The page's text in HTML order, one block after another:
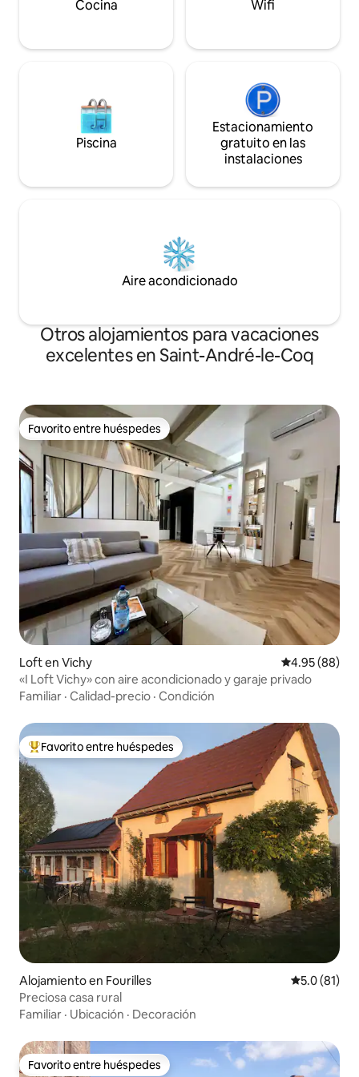
Cocina Wifi
Piscina
Estacionamiento
gratuito en las
instalaciones
Aire acondicionado
Otros alojamientos para vacaciones
excelentes en Saint-André-le-Coq
Favorito entre huéspedes
Favorito entre huéspedes
Loft en Vichy Calificación
4.95 (88)
«I Loft Vichy» con aire acondicionado y garaje privado
Familiar · Calidad-precio · Condición
Favorito entre huéspedes preferido
Favorito entre huéspedes
Alojamiento en Fourilles Calificación
5.0 (81)
Preciosa casa rural
Familiar · Ubicación · Decoración
Favorito entre huéspedes
Favorito entre huéspedes